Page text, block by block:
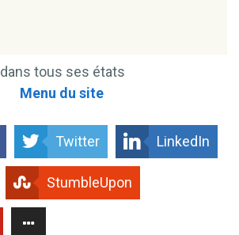
dans tous ses états
Menu du site
Twitter LinkedIn
StumbleUpon